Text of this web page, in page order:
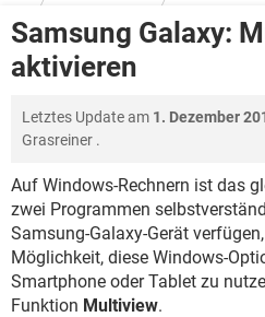
WINDOWS 10
WHATSAPP
SPIELE
ANDROID
WHATSAPP
DOWNLOADS
SPIELE
WINDOWS 10
WHATSAPP
FACEBOOK
FORUM
SPIELE
WINDOWS 10
WHATSAPP
FACEBOOK
LEXIKON
SPIELE
ANDROID
WINDOWS 10
WHATSAPP
Samsung Galaxy:
aktivieren
Letztes Update am 1. Dezember
Grasreiner .
Auf Windows-Rechnern ist das
zwei Programmen
Samsung-Galaxy-Gerät
Möglichkeit, diese Windows-
Smartphone oder Tablet zu
Funktion Multiview.